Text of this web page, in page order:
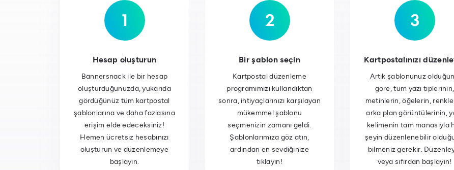
Hesap oluşturun
Bannersnack ile bir hesap
oluşturduğunuzda, yukarıda
gördüğünüz tüm kartpostal
şablonlarına ve daha fazlasına
erişim elde edeceksiniz!
Hemen ücretsiz hesabınızı
oluşturun ve düzenlemeye
başlayın.
Bir şablon seçin
Kartpostal düzenleme
programımızı kullandıktan
sonra, ihtiyaçlarınızı karşılayan
mükemmel şablonu
seçmenizin zamanı geldi.
Şablonlarımıza göz atın,
ardından en sevdiğinize
tıklayın!
Kartpostalınızı
Artık şablonunuz
göre, tüm yazı tiplerinin,
metinlerin, öğelerin,
arka plan görüntülerinin,
kelimenin tam manasıyla
şeyin düzenlenebilir
bilmeniz gerekir.
veya sıfırdan başlayın!